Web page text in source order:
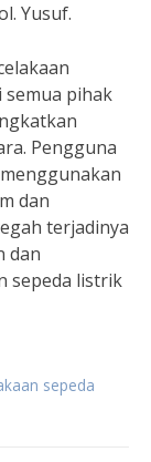
Yusuf.
pihak
Pengguna
dan
terjadinya
dan
sepeda listrik
sepeda